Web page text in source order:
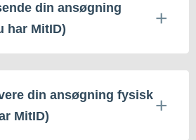
din ansøgning
har MitID)
din ansøgning fysisk
MitID)